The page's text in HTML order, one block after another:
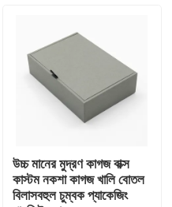
উচ্চ মানের মুদ্রণ কাগজ বাক্স
কাস্টম নকশা কাগজ খালি বোতল
বিলাসবহুল চুম্বক প্যাকেজিং